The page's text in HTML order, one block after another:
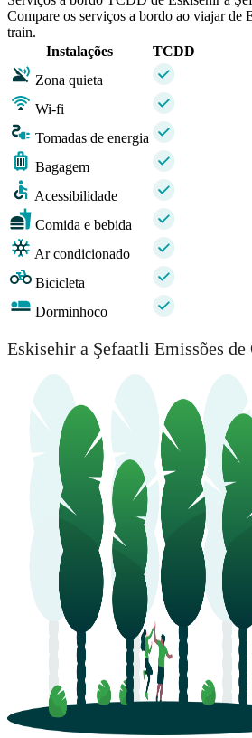
Compare os serviços a bordo ao viajar de
train.
Instalações
TCDD
Zona quieta
Wi-fi
Tomadas de energia
Bagagem
Acessibilidade
Comida e bebida
Ar condicionado
Bicicleta
Dorminhoco
Eskisehir a Şefaatli Emissões